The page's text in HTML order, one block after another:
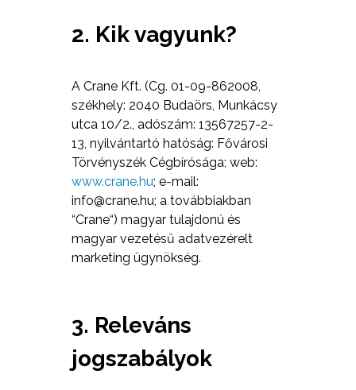
2. Kik vagyunk?
A Crane Kft. (Cg. 01-09-862008,
székhely: 2040 Budaörs, Munkácsy
utca 10/2., adószám: 13567257-2-
13, nyilvántartó hatóság: Fővárosi
Törvényszék Cégbírósága; web:
www.crane.hu; e-mail:
info@crane.hu; a továbbiakban
“Crane“) magyar tulajdonú és
magyar vezetésű adatvezérelt
marketing ügynökség.
3. Releváns
jogszabályok